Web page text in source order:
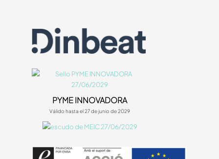
PYME INNOVADORA
Válido hasta el 27 de junio de 2029